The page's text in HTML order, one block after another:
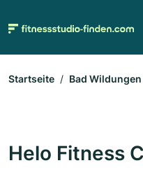
Startseite Bad Wildungen
Helo Fitness